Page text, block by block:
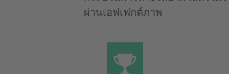
ผ่านเอฟเฟกต์ภาพ